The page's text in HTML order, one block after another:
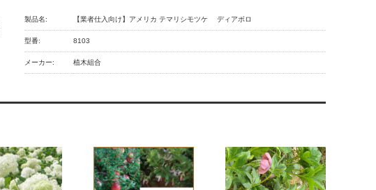
製品名: 【業者仕入向け】アメリカ テマリシモツケ ディアボロ
型番: 8103
メーカー: 植木組合